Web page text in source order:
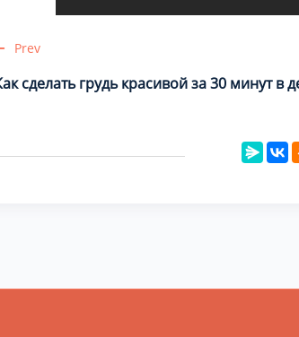
Prev
сделать грудь красивой за 30 минут в